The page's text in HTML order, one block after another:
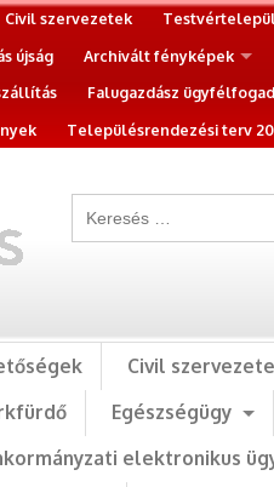
Civil szervezetek
újság Archivált fényképek
Falugazdász
Településrendezési terv
Civil
Egészségügy
elektronikus